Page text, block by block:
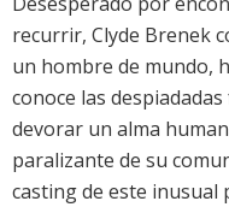
recurrir, Clyde Brenek
un hombre de mundo,
conoce las
devorar un alma
paralizante de su
casting de este inusual